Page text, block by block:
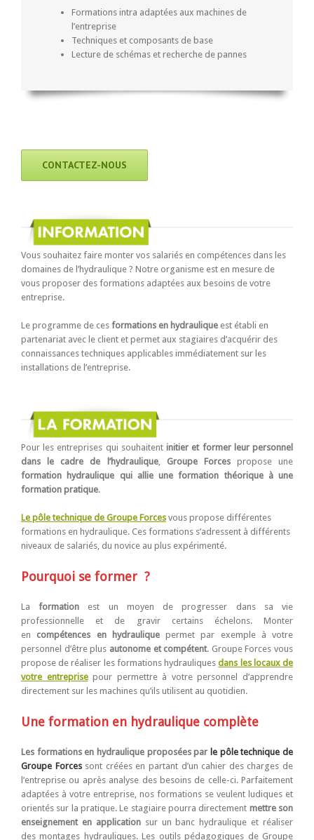
Formations intra adaptées aux machines de
l’entreprise
Techniques et composants de base
Lecture de schémas et recherche de pannes
CONTACTEZ-NOUS
Vous souhaitez faire monter vos salariés en compétences dans les
domaines de l’hydraulique ? Notre organisme est en mesure de
vous proposer des formations adaptées aux besoins de votre
entreprise.
Le programme de ces formations en hydraulique est établi en
partenariat avec le client et permet aux stagiaires d’acquérir des
connaissances techniques applicables immédiatement sur les
installations de l’entreprise.
Pour les entreprises qui souhaitentinitier et former leur personnel
dans le cadre de l’hydraulique, Groupe Forcespropose une
formation hydraulique qui allie une formation théorique à une
formation pratique.
Le pôle technique de Groupe Forces vous propose différentes
formations en hydraulique. Ces formations s’adressent à différents
niveaux de salariés, du novice au plus expérimenté.
Pourquoi se former ?
Laformation est un moyen de progresser dans sa vie
professionnelle et de gravir certains échelons. Monter
encompétences en hydraulique permet par exemple à votre
personnel d’être plus autonome et compétent. Groupe Forces vous
propose de réaliser les formations hydrauliquesdans les locaux de
votre entreprisepour permettre à votre personnel d’apprendre
directement sur les machines qu’ils utilisent au quotidien.
Une formation en hydraulique complète
Les formations en hydraulique proposées par le pôle technique de
Groupe Forcessont créées en partant d’un cahier des charges de
l’entreprise ou après analyse des besoins de celle-ci. Parfaitement
adaptées à votre entreprise, nos formations se veulent ludiques et
orientés sur la pratique. Le stagiaire pourra directement mettre son
enseignement en applicationsur un banc hydraulique et réaliser
des montages hydrauliques. Les outils pédagogiques de Groupe